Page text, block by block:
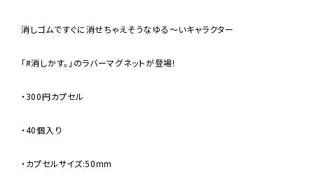
消しゴムですぐに消せちゃえそうなゆる〜いキャラクター
「#消しかす。」のラバーマグネットが登場!
・300円カプセル
・40個入り
・カプセルサイズ:50mm